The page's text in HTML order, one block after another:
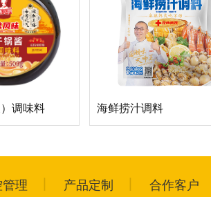
调味料 海鲜捞汁调料
理 产品定制 合作客户